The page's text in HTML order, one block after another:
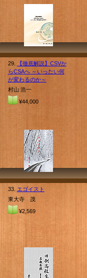
29.
【徹底解説】CSVか
らCSAへ ～いったい何
が変わるのか～
村山 浩一
¥44,000
33. エゴイスト
東大寺 茂
¥2,569